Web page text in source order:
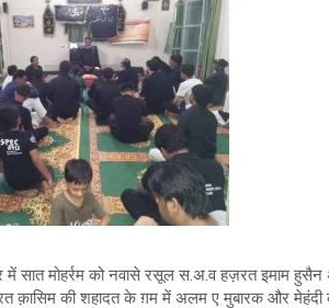
में सात मोहर्रम को नवासे रसूल स.अ.व हज़रत इमाम
क़ासिम की शहादत के ग़म में अलम ए मुबारक और